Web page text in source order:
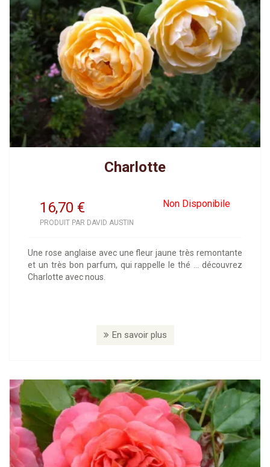
Charlotte
16,70 Non Disponibile
€
PRODUIT PAR DAVID AUSTIN
Une rose anglaise avec une fleur jaune très remontante
et un très bon parfum, qui rappelle le thé ... découvrez
Charlotte avec nous.
En savoir plus